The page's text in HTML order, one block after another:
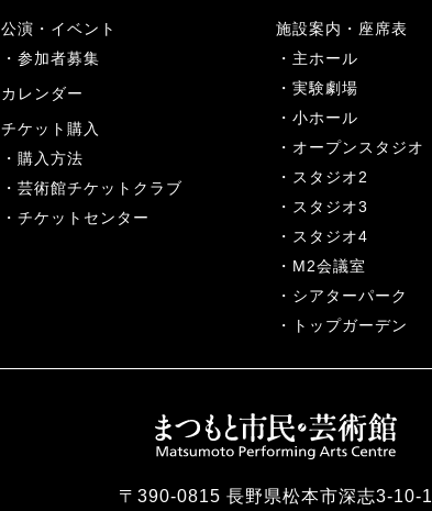
公演・イベント
参加者募集
カレンダー
チケット購入
購入方法
芸術館チケットクラブ
チケットセンター
施設案内・座席表
主ホール
実験劇場
小ホール
オープンスタジオ
スタジオ2
スタジオ3
スタジオ4
M2会議室
シアターパーク
トップガーデン
〒390-0815 長野県松本市深志3-10-1